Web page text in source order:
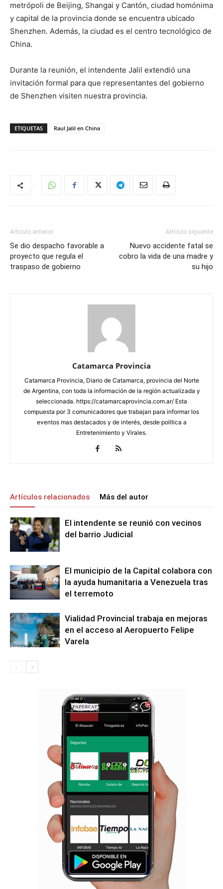
metrópoli de Beijing, Shangai y Cantón, ciudad homónima
y capital de la provincia donde se encuentra ubicado
Shenzhen. Además, la ciudad es el centro tecnológico de
China.
Durante la reunión, el intendente Jalil extendió una
invitación formal para que representantes del gobierno
de Shenzhen visiten nuestra provincia.
ETIQUETAS Raul Jalil en China
Artículo anterior
Se dio despacho favorable a
proyecto que regula el
traspaso de gobierno
Artículo siguiente
Nuevo accidente fatal se
cobro la vida de una madre y
su hijo
Catamarca Provincia
Catamarca Provincia, Diario de Catamarca, provincia del Norte
de Argentina, con toda la información de la región actualizada y
seleccionada. https://catamarcaprovincia.com.ar/ Esta
compuesta por 3 comunicadores que trabajan para informar los
eventos mas destacados y de interés, desde política a
Entretenimiento y Virales.
Artículos relacionados Más del autor
El intendente se reunió con vecinos
del barrio Judicial
El municipio de la Capital colabora con
la ayuda humanitaria a Venezuela tras
el terremoto
Vialidad Provincial trabaja en mejoras
en el acceso al Aeropuerto Felipe
Varela